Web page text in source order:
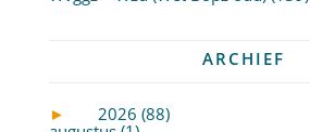
ARCHIEF
►
2026 (88)